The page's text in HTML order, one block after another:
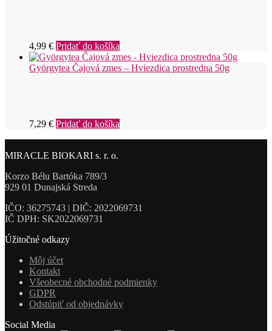
4,99 € Pridať do košíka
Györgytea Čajová zmes – Hviezdica prostredna 50g
7,29 € Pridať do košíka
MIRACLE BIOKARI s. r. o.
Korzo Bélu Bartóka 789/3
929 01 Dunajská Streda
IČO: 36275743 | DIČ: 2022069731
IČ DPH: SK2022069731
Úžitočné odkazy
Môj účet
Kontakt
Všeobecné obchodné podmienky
GDPR
Odstúpiť od objednávky
Social Media